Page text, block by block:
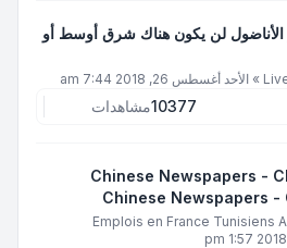
الأناضول لن يكون هناك شرق أوسط أو
» الأحد أغسطس 26, 2018 7:44 am
10377مشاهدات
Chinese Newspapers -
Chinese Newspapers -
Emplois en France Tunisiens